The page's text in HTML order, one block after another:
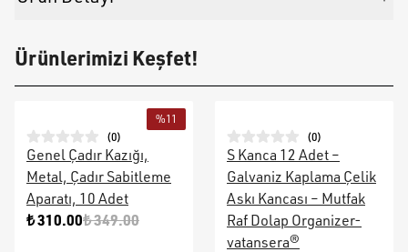
Ürünlerimizi Keşfet!
%11
(0)
Genel Çadır Kazığı,
Metal, Çadır Sabitleme
Aparatı, 10 Adet
₺ 310.00₺ 349.00
(0)
S Kanca 12 Adet –
Galvaniz Kaplama Çelik
Askı Kancası – Mutfak
Raf Dolap Organizer-
vatansera®